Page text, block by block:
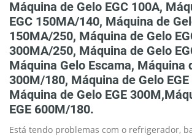
Máquina de Gelo EGC 100A,
EGC 150MA/140, Máquina de
150MA/250, Máquina de Gelo
300MA/250, Máquina de Gelo
Máquina Gelo Escama, Máquina
300M/180, Máquina de Gelo
Máquina de Gelo EGE
EGE 600M/180.
Está tendo problemas com o refrigerador,